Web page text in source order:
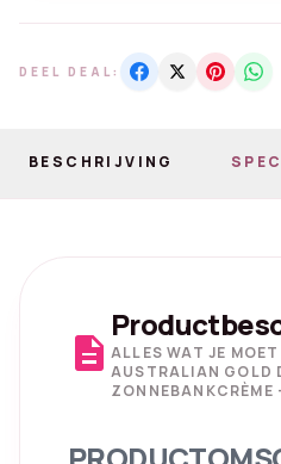
DEEL DEAL:
BESCHRIJVING
description ALLES WAT JE
AUSTRALIAN GOLD
ZONNEBANKCRÈME